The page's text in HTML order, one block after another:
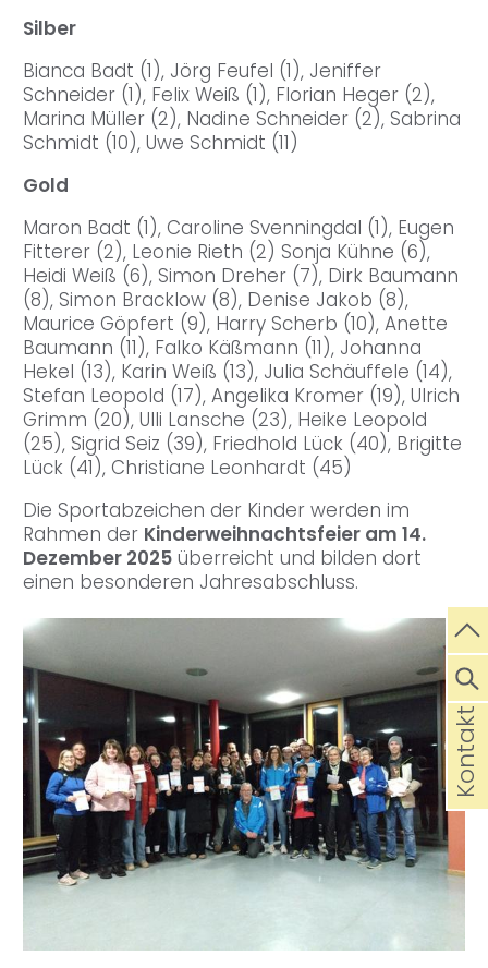
Silber
Bianca Badt (1), Jörg Feufel (1), Jeniffer
Schneider (1), Felix Weiß (1), Florian Heger (2),
Marina Müller (2), Nadine Schneider (2), Sabrina
Schmidt (10), Uwe Schmidt (11)
Gold
Maron Badt (1), Caroline Svenningdal (1), Eugen
Fitterer (2), Leonie Rieth (2) Sonja Kühne (6),
Heidi Weiß (6), Simon Dreher (7), Dirk Baumann
(8), Simon Bracklow (8), Denise Jakob (8),
Maurice Göpfert (9), Harry Scherb (10), Anette
Baumann (11), Falko Käßmann (11), Johanna
Hekel (13), Karin Weiß (13), Julia Schäuffele (14),
Stefan Leopold (17), Angelika Kromer (19), Ulrich
Grimm (20), Ulli Lansche (23), Heike Leopold
(25), Sigrid Seiz (39), Friedhold Lück (40), Brigitte
Lück (41), Christiane Leonhardt (45)
Die Sportabzeichen der Kinder werden im
Rahmen der Kinderweihnachtsfeier am 14.
Dezember 2025 überreicht und bilden dort
einen besonderen Jahresabschluss.
Kontakt